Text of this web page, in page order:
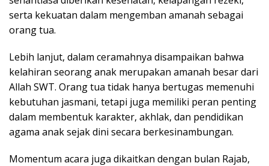
serta kekuatan dalam mengemban amanah sebagai
orang tua.
Lebih lanjut, dalam ceramahnya disampaikan bahwa
kelahiran seorang anak merupakan amanah besar dari
Allah SWT. Orang tua tidak hanya bertugas memenuhi
kebutuhan jasmani, tetapi juga memiliki peran penting
dalam membentuk karakter, akhlak, dan pendidikan
agama anak sejak dini secara berkesinambungan.
Momentum acara juga dikaitkan dengan bulan Rajab,